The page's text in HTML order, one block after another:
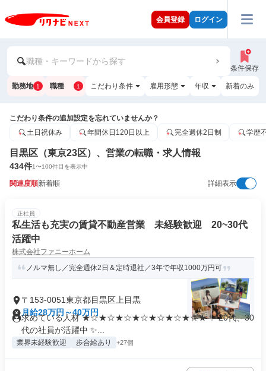
会員登録 ログイン
職種・キーワードから探す
条件保存
勤務地 1 職種 1 こだわり条件 雇用形態 年収 新着のみ
こだわり条件の追加設定を忘れていませんか？
土日祝休み
年間休日120日以上 完全週休2日制 学歴
目黒区（東京23区）、営業の転職・求人情報
434件1〜100件目を表示中
関連度順新着順 詳細表示
正社員
私生活も充実の賃貸不動産営業 未経験歓迎 20~30代
活躍中
株式会社ファニーホーム
ノルマ無し／完全週休2日＆定時退社／3年で年収1000万円可
〒153-0051東京都目黒区上目黒
月給28万円～40万円
求めている人材 ★☆★☆★☆★☆★☆★☆★☆★ ✨️ 20代、30
代の社員が活躍中 ✨...
業界未経験歓迎 歩合給あり +27個